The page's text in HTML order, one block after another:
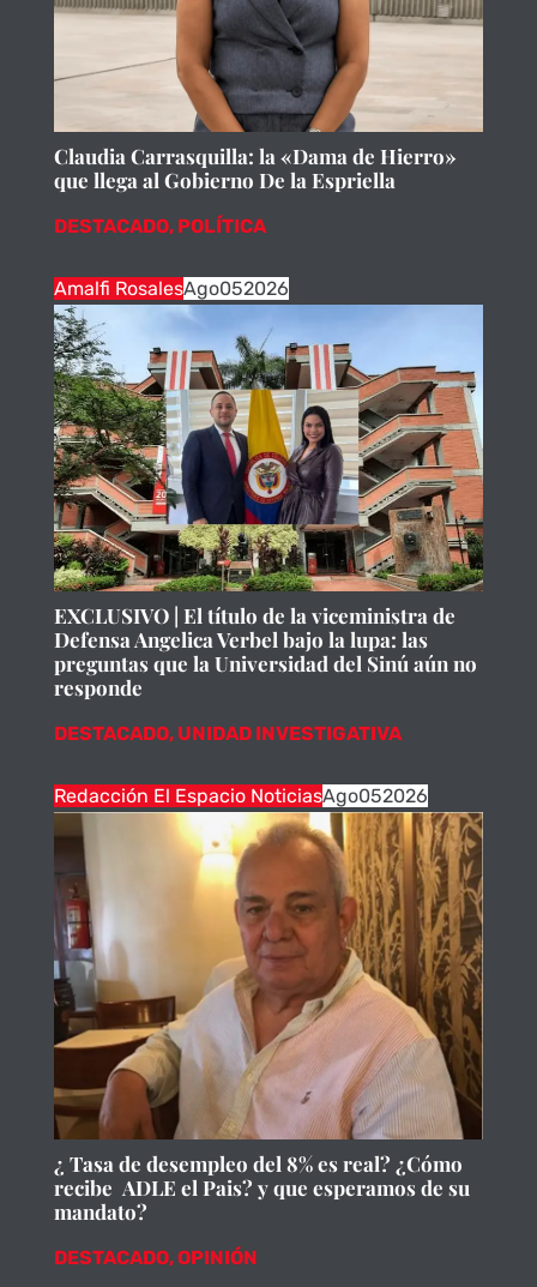
Claudia Carrasquilla: la «Dama de Hierro»
que llega al Gobierno De la Espriella
DESTACADO, POLÍTICA
Amalfi RosalesAgo052026
EXCLUSIVO | El título de la viceministra de
Defensa Angelica Verbel bajo la lupa: las
preguntas que la Universidad del Sinú aún no
responde
DESTACADO, UNIDAD INVESTIGATIVA
Redacción El Espacio NoticiasAgo052026
¿ Tasa de desempleo del 8% es real? ¿Cómo
recibe ADLE el Pais? y que esperamos de su
mandato?
DESTACADO,OPINIÓN